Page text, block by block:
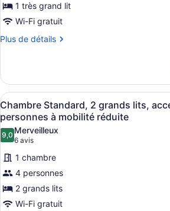
type
de
chambre :
1
très
grand
lit
1 très grand lit
Wi-Fi gratuit
Plus de détails
Plus
Chambre
exécutive,
1
très
grand
lit
Afficher
toutes
les
photos
pour
ce
type
de
chambre :
Une
6
Chambre Standard, 2 grands lits,
personnes à mobilité réduite
9,09,0 sur 10
Merveilleux
6 avis
(6 avis)
1 chambre
4 personnes
2 grands lits
Wi-Fi gratuit